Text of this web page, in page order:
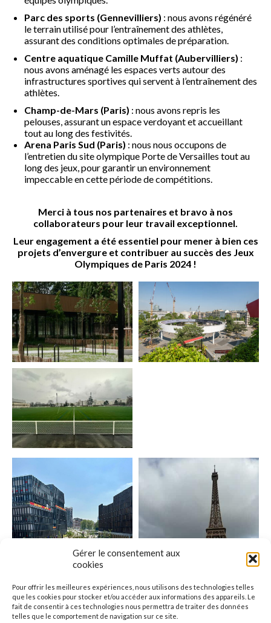
Gérer le consentement aux
cookies
Pour offrir les meilleures expériences, nous utilisons des technologies telles
que les cookies pour stocker et/ou accéder aux informations des appareils. Le
fait de consentir à ces technologies nous permettra de traiter des données
telles que le comportement de navigation sur ce site.
Parc des sports (Gennevilliers) : nous avons régénéré
le terrain utilisé pour l’entraînement des athlètes,
assurant des conditions optimales de préparation.
Centre aquatique Camille Muffat (Aubervilliers) :
nous avons aménagé les espaces verts autour des
infrastructures sportives qui servent à l’entraînement des
athlètes.
Champ-de-Mars (Paris) : nous avons repris les
pelouses, assurant un espace verdoyant et accueillant
tout au long des festivités.
Arena Paris Sud (Paris) : nous nous occupons de
l’entretien du site olympique Porte de Versailles tout au
long des jeux, pour garantir un environnement
impeccable en cette période de compétitions.
Merci à tous nos partenaires et bravo à nos
collaborateurs pour leur travail exceptionnel.
Leur engagement a été essentiel pour mener à bien ces
projets d’envergure et contribuer au succès des Jeux
Olympiques de Paris 2024 !